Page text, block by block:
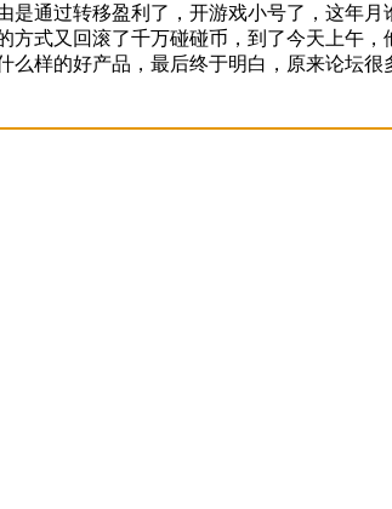
通过转移盈利了，开游戏小号了，这年
式又回滚了千万碰碰币，到了今天上午
样的好产品，最后终于明白，原来论坛